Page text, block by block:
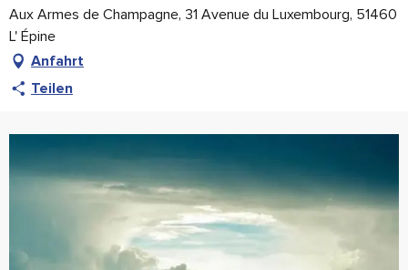
Aux Armes de Champagne, 31 Avenue du Luxembourg, 51460
L' Épine
Anfahrt
Teilen